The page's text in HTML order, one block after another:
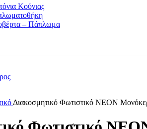
Κούνιας
– Πάπλωμα
Διακοσμητικό Φωτιστικό ΝΕΟΝ